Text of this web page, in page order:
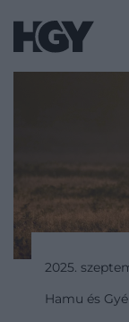
2025.
Hamu és